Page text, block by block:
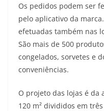
Os pedidos podem ser
pelo aplicativo da
efetuadas também nas
São mais de 500
congelados, sorvetes e
conveniências.
O projeto das lojas é da
120 m² divididos em